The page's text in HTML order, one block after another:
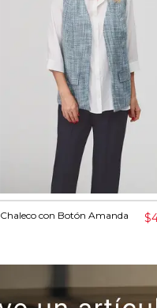
Chaleco con Botón Amanda